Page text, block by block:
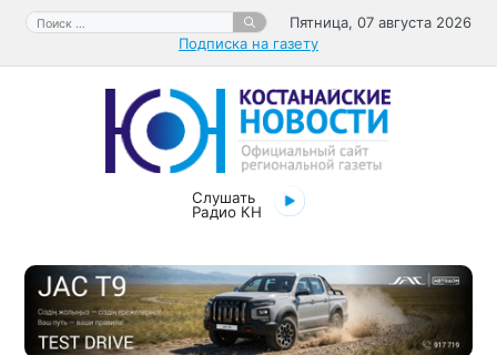
Перейти
содержимому
Поиск:
Пятница, 07 августа 2026
Подписка на газету
Слушать
Радио КН